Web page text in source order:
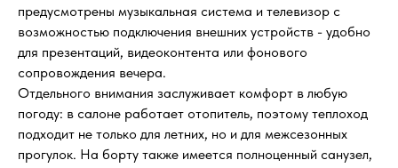
предусмотрены музыкальная система и телевизор с
возможностью подключения внешних устройств - удобно
для презентаций, видеоконтента или фонового
сопровождения вечера.
Отдельного внимания заслуживает комфорт в любую
погоду: в салоне работает отопитель, поэтому теплоход
подходит не только для летних, но и для межсезонных
прогулок. На борту также имеется полноценный санузел,